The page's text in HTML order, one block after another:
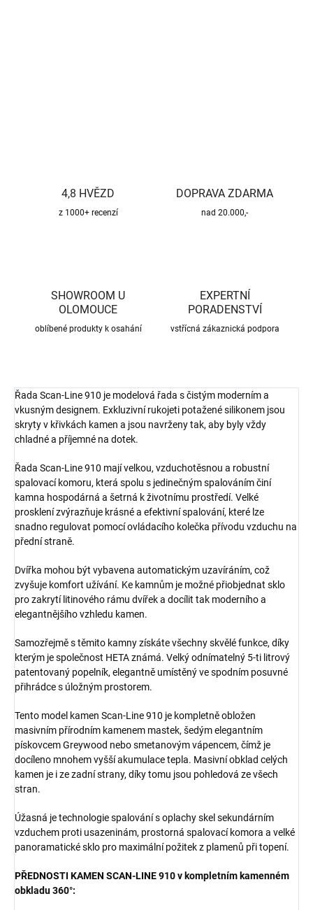
4,8 HVĚZD
z 1000+ recenzí
DOPRAVA ZDARMA
nad 20.000,-
SHOWROOM U
OLOMOUCE
oblíbené produkty k osahání
EXPERTNÍ
PORADENSTVÍ
vstřícná zákaznická podpora
Řada Scan-Line 910 je modelová řada s čistým moderním a
vkusným designem. Exkluzivní rukojeti potažené silikonem jsou
skryty v křivkách kamen a jsou navrženy tak, aby byly vždy
chladné a příjemné na dotek.
Řada Scan-Line 910 mají velkou, vzduchotěsnou a robustní
spalovací komoru, která spolu s jedinečným spalováním činí
kamna hospodárná a šetrná k životnímu prostředí. Velké
prosklení zvýrazňuje krásné a efektivní spalování, které lze
snadno regulovat pomocí ovládacího kolečka přívodu vzduchu na
přední straně.
Dvířka mohou být vybavena automatickým uzavíráním, což
zvyšuje komfort užívání. Ke kamnům je možné přiobjednat sklo
pro zakrytí litinového rámu dvířek a docílit tak moderního a
elegantnějšího vzhledu kamen.
Samozřejmě s těmito kamny získáte všechny skvělé funkce, díky
kterým je společnost HETA známá. Velký odnímatelný 5-ti litrový
patentovaný popelník, elegantně umístěný ve spodním posuvné
přihrádce s úložným prostorem.
Tento model kamen Scan-Line 910 je kompletně obložen
masivním přírodním kamenem mastek, šedým elegantním
pískovcem Greywood nebo smetanovým vápencem, čímž je
docíleno mnohem vyšší akumulace tepla. Masivní obklad celých
kamen je i ze zadní strany, díky tomu jsou pohledová ze všech
stran.
Úžasná je technologie spalování s oplachy skel sekundárním
vzduchem proti usazeninám, prostorná spalovací komora a velké
panoramatické sklo pro maximální požitek z plamenů při topení.
PŘEDNOSTI KAMEN SCAN-LINE 910 v kompletním kamenném
obkladu 360°: